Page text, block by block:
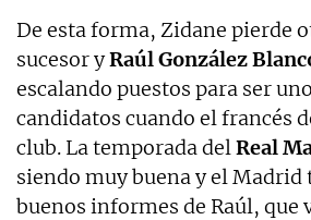
De esta forma, Zidane pierde
sucesor yRaúl González
escalando puestos para ser
candidatos cuando el francés
club. La temporada delReal
siendo muy buena y el Madrid
buenos informes de Raúl, que